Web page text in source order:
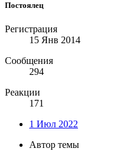
Постоялец
Регистрация
15 Янв 2014
Сообщения
294
Реакции
171
1 Июл 2022
Автор темы